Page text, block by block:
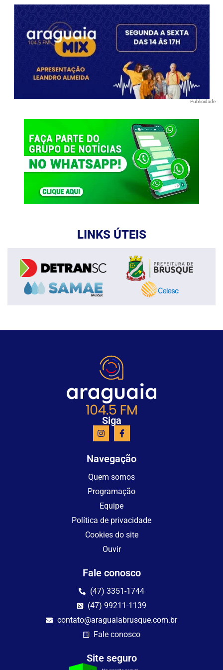
Publicidade
LINKS ÚTEIS
Siga
Navegação
Quem somos
Programação
Equipe
Política de privacidade
Cookies do site
Ouvir
Fale conosco
(47) 3351-1744
(47) 99211-1139
contato@araguaiabrusque.com.br
Fale conosco
Site seguro